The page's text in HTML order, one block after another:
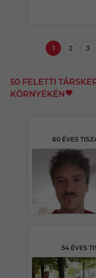
1 2 3
50 FELETTI
KÖRNYÉKÉN
60 ÉVES
54 ÉVES